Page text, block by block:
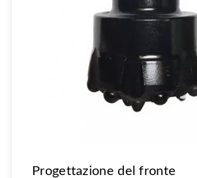
Progettazione del fronte